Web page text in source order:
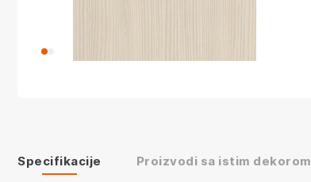
Specifikacije Proizvodi sa istim dekorom